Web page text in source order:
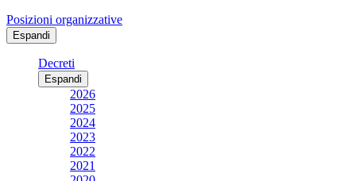
Posizioni organizzative
Espandi
Decreti
Espandi
2026
2025
2024
2023
2022
2021